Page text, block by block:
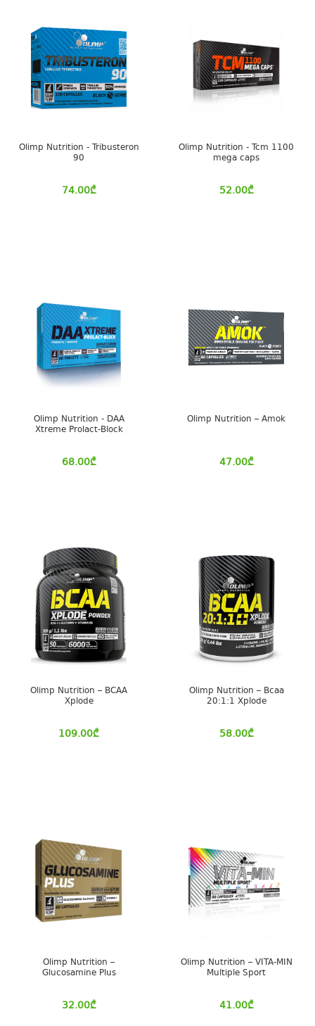
Olimp Nutrition - Tribusteron
90
74.00₾
Olimp Nutrition - Tcm 1100
mega caps
52.00₾
Olimp Nutrition - DAA
Xtreme Prolact-Block
68.00₾
Olimp Nutrition – Amok
47.00₾
Olimp Nutrition – BCAA
Xplode
109.00₾
Olimp Nutrition – Bcaa
20:1:1 Xplode
58.00₾
Olimp Nutrition –
Glucosamine Plus
32.00₾
Olimp Nutrition – VITA-MIN
Multiple Sport
41.00₾